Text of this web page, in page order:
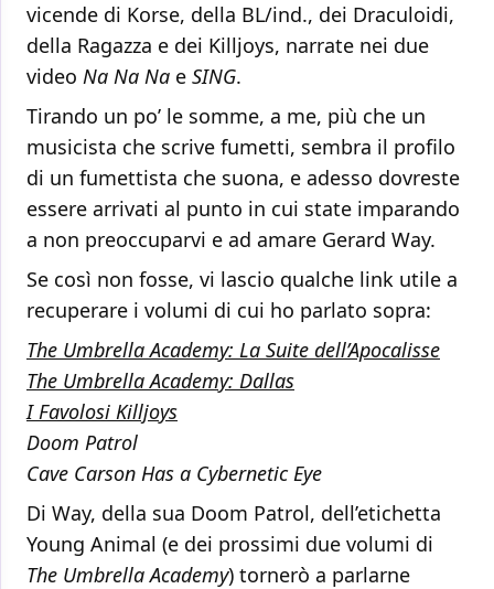
vicende di Korse, della BL/ind., dei Draculoidi,
della Ragazza e dei Killjoys, narrate nei due
video Na Na Na e SING.
Tirando un po’ le somme, a me, più che un
musicista che scrive fumetti, sembra il profilo
di un fumettista che suona, e adesso dovreste
essere arrivati al punto in cui state imparando
a non preoccuparvi e ad amare Gerard Way.
Se così non fosse, vi lascio qualche link utile a
recuperare i volumi di cui ho parlato sopra:
The Umbrella Academy: La Suite dell’Apocalisse
The Umbrella Academy: Dallas
I Favolosi Killjoys
Doom Patrol
Cave Carson Has a Cybernetic Eye
Di Way, della sua Doom Patrol, dell’etichetta
Young Animal (e dei prossimi due volumi di
The Umbrella Academy) tornerò a parlarne